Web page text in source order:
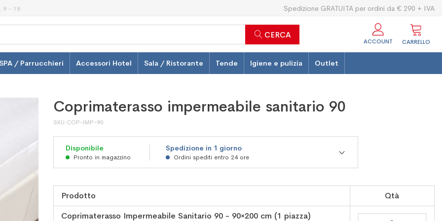
9 - 18 Spedizione GRATUITA per ordini da € 290 + IVA
CERCA
ACCOUNT CARRELLO
/ Parrucchieri Accessori Hotel Sala / Ristorante Tende Igiene e pulizia Outlet
Coprimaterasso impermeabile sanitario 90
SKU COP-IMP-90
Disponibile
Pronto in magazzino
Spedizione in 1 giorno
Ordini spediti entro 24 ore
Elementi
Prodotto
Qtà
Coprimaterasso Impermeabile Sanitario 90 - 90×200 cm (1 piazza)